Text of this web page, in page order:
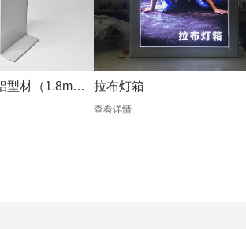
型材（1.8mm 拉布灯箱
查看详情